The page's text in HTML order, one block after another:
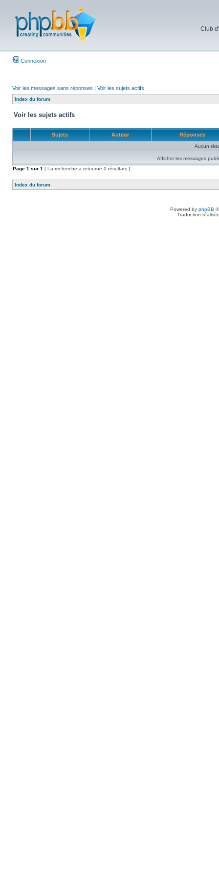
Club
Connexion
Voir les messages sans réponses | Voir les sujets actifs
Index du forum
Voir les sujets actifs
Sujets Auteur Réponses
Aucun
Afficher les messages
Page 1 sur 1 [ La recherche a retourné 0 résultats ]
Index du forum
Powered by phpBB
Traduction